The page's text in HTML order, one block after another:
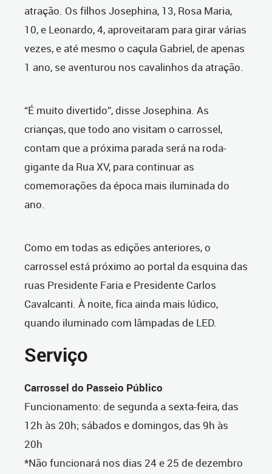
atração. Os filhos Josephina, 13, Rosa Maria,
10, e Leonardo, 4, aproveitaram para girar várias
vezes, e até mesmo o caçula Gabriel, de apenas
1 ano, se aventurou nos cavalinhos da atração.
“É muito divertido”, disse Josephina. As
crianças, que todo ano visitam o carrossel,
contam que a próxima parada será na roda-
gigante da Rua XV, para continuar as
comemorações da época mais iluminada do
ano.
Como em todas as edições anteriores, o
carrossel está próximo ao portal da esquina das
ruas Presidente Faria e Presidente Carlos
Cavalcanti. À noite, fica ainda mais lúdico,
quando iluminado com lâmpadas de LED.
Serviço
Carrossel do Passeio Público
Funcionamento: de segunda a sexta-feira, das
12h às 20h; sábados e domingos, das 9h às
20h
*Não funcionará nos dias 24 e 25 de dezembro